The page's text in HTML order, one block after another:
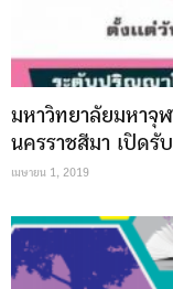
มหาวิทยาลัยมหาจุ
นครราชสีมา เปิด
เมษายน 1, 2019